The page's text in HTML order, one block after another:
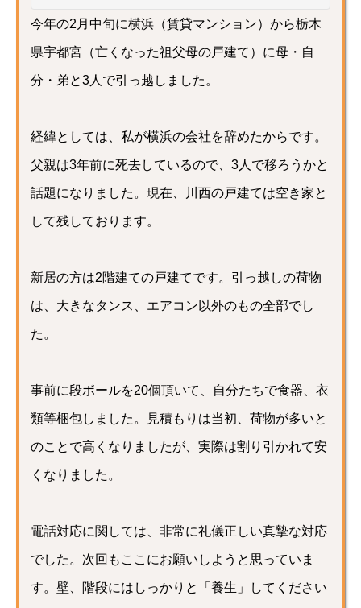
今年の2月中旬に横浜（賃貸マンション）から栃木
県宇都宮（亡くなった祖父母の戸建て）に母・自
分・弟と3人で引っ越しました。
経緯としては、私が横浜の会社を辞めたからです。
父親は3年前に死去しているので、3人で移ろうかと
話題になりました。現在、川西の戸建ては空き家と
して残しております。
新居の方は2階建ての戸建てです。引っ越しの荷物
は、大きなタンス、エアコン以外のもの全部でし
た。
事前に段ボールを20個頂いて、自分たちで食器、衣
類等梱包しました。見積もりは当初、荷物が多いと
のことで高くなりましたが、実際は割り引かれて安
くなりました。
電話対応に関しては、非常に礼儀正しい真摯な対応
でした。次回もここにお願いしようと思っていま
す。壁、階段にはしっかりと「養生」してください